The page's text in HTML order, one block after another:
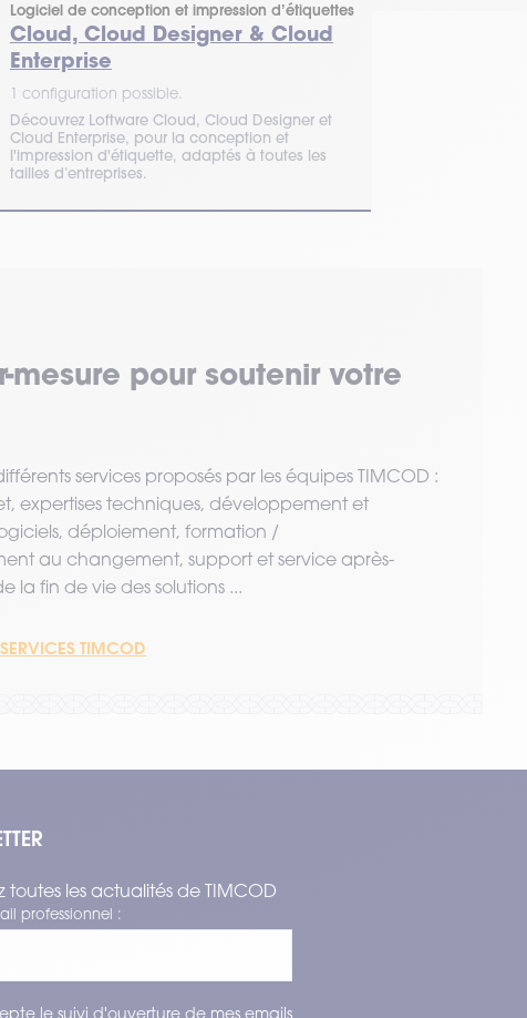
Logiciel de conception et impression d’étiquettes
Cloud, Cloud Designer & Cloud
Enterprise
1 configuration possible.
Découvrez Loftware Cloud, Cloud Designer et
Cloud Enterprise, pour la conception et
l'impression d'étiquette, adaptés à toutes les
tailles d’entreprises.
mesure pour soutenir votre
services proposés par les équipes TIMCOD :
expertises techniques, développement et
déploiement, formation /
au changement, support et service après-
la fin de vie des solutions ...
TIMCOD
toutes les actualités de TIMCOD
professionnel :
le suivi d'ouverture de mes emails